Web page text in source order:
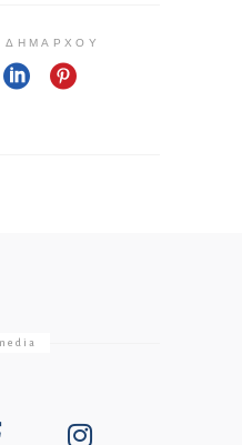
ΔΗΜΆΡΧΟΥ